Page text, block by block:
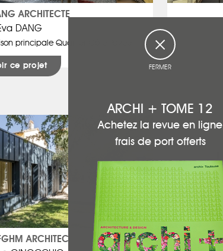
ARCHITECTE
DANG
principale Quartier Côte Pavée
ce projet
ARCHITECTES
FERMER
ARCHI + TOME 12
Achetez la revue en ligne
frais de port offerts